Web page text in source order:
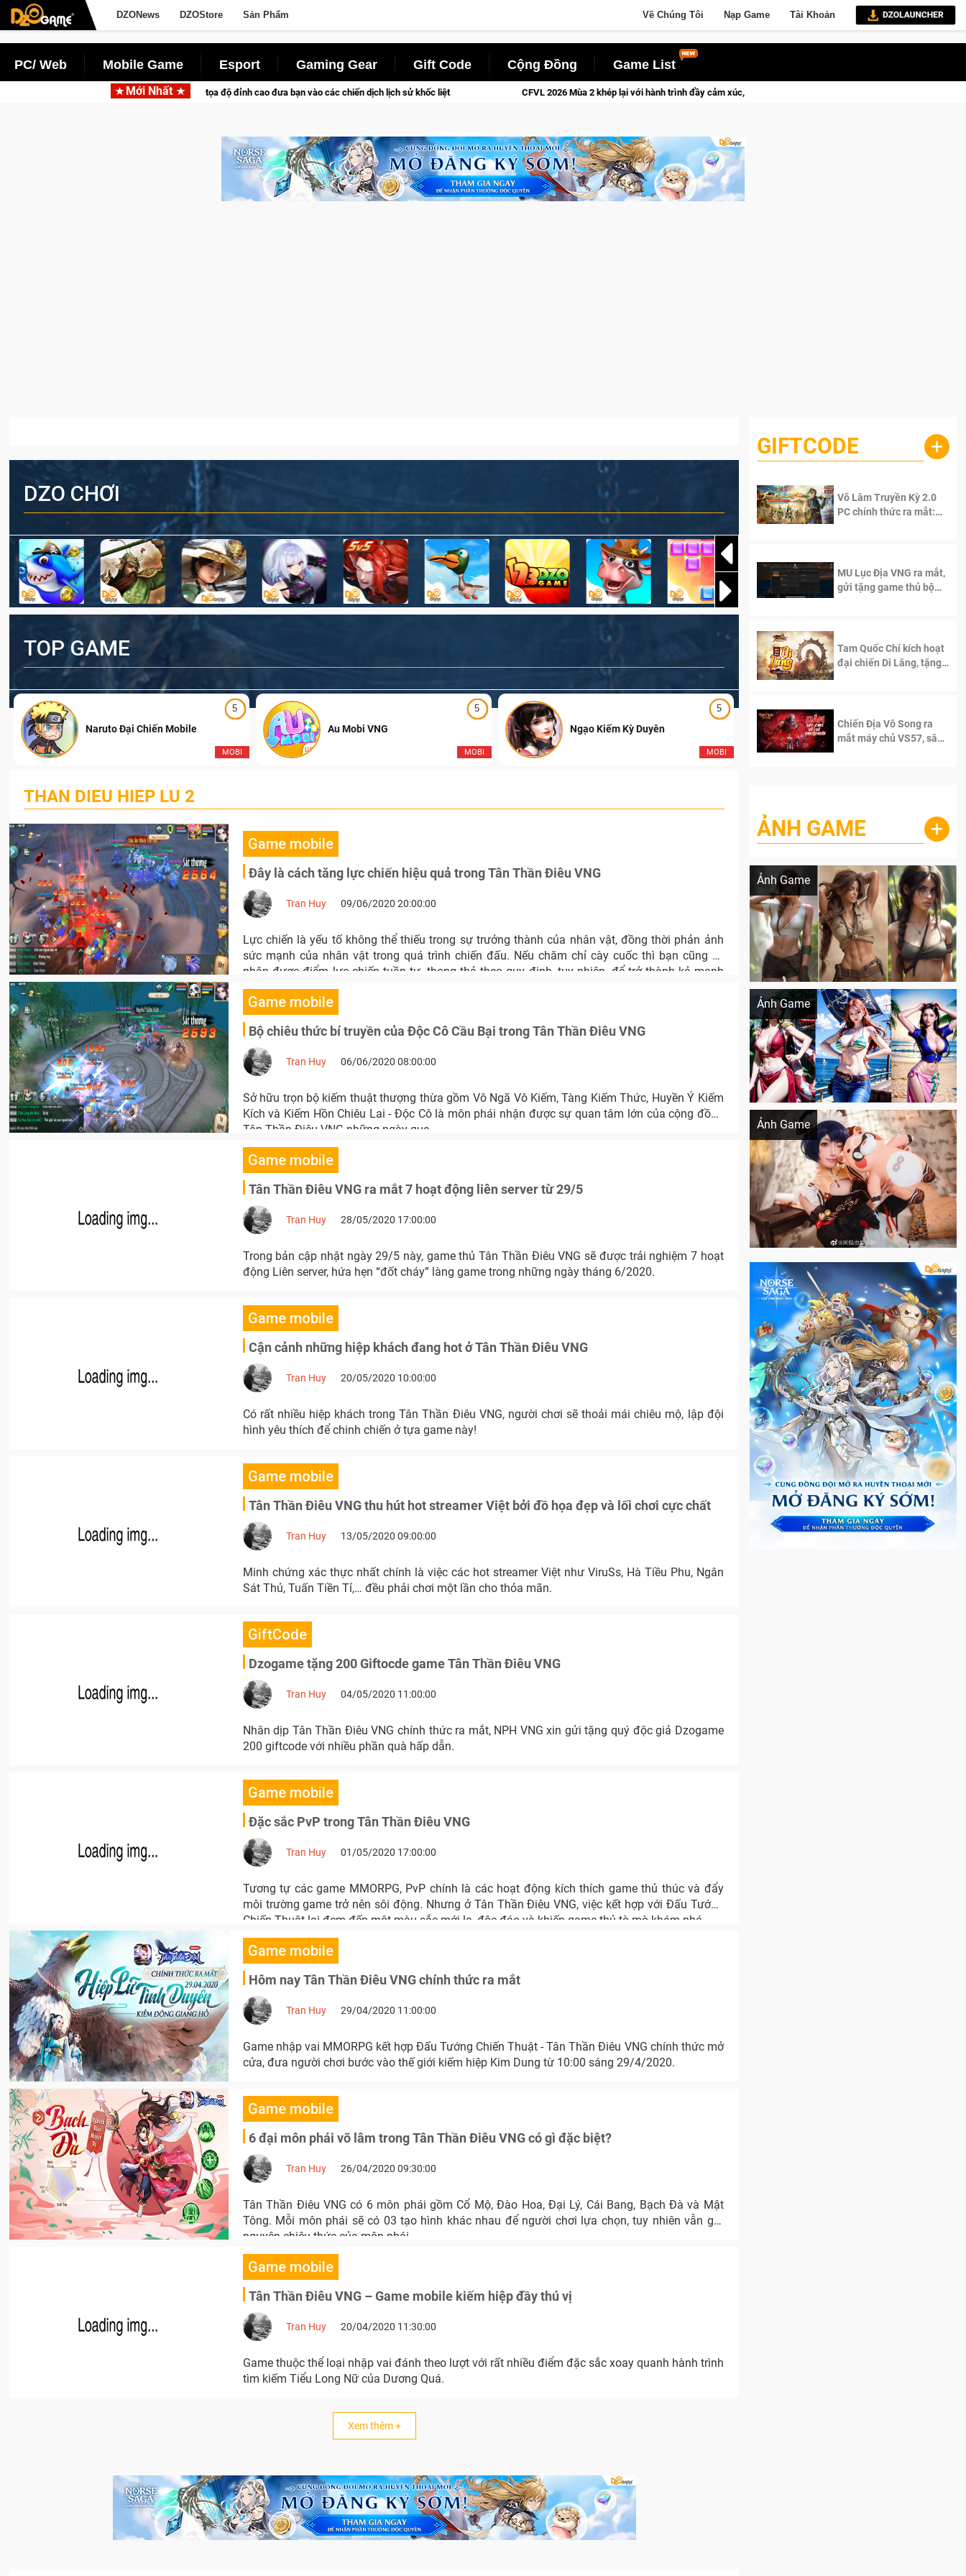
DZONews DZOStore Sản Phẩm Về Chúng Tôi Nạp Game Tài Khoản
PC/ Web Mobile Game Esport Gaming Gear Gift Code Cộng Đồng Game List
Mới Nhất
Game bắn súng PvP tọa độ đỉnh cao đưa bạn vào các chiến dịch lịch sử khốc liệt CFVL 2026 Mùa 2 khép lại với hành trình đầy cảm xúc, Team Falcons lên ngôi vô địch
DZO CHƠI
TOP GAME
5
MOBI
Naruto Đại Chiến Mobile
5
MOBI
Au Mobi VNG
5
MOBI
Ngạo Kiếm Kỳ Duyên Ngạo Thiên Mobile
THAN DIEU HIEP LU 2
Game mobile
Đây là cách tăng lực chiến hiệu quả trong Tân Thần Điêu VNG
Tran Huy 09/06/2020 20:00:00
Lực chiến là yếu tố không thể thiếu trong sự trưởng thành của nhân vật, đồng thời phản ảnh
sức mạnh của nhân vật trong quá trình chiến đấu. Nếu chăm chỉ cày cuốc thì bạn cũng sẽ
nhận được điểm lực chiến tuần tự, thong thả theo quy định, tuy nhiên, để trở thành kẻ mạnh
nhất trong tất cả kẻ mạnh thì cần có những bí kíp săn điểm lực chiến nhanh & hiệu quả nhất!
Game mobile
Bộ chiêu thức bí truyền của Độc Cô Cầu Bại trong Tân Thần Điêu VNG
Tran Huy 06/06/2020 08:00:00
Sở hữu trọn bộ kiếm thuật thượng thừa gồm Vô Ngã Vô Kiếm, Tàng Kiếm Thức, Huyền Ý Kiếm
Kích và Kiếm Hồn Chiêu Lai - Độc Cô là môn phái nhận được sự quan tâm lớn của cộng đồng
Tân Thần Điêu VNG những ngày qua.
Game mobile
Tân Thần Điêu VNG ra mắt 7 hoạt động liên server từ 29/5
Tran Huy 28/05/2020 17:00:00
Trong bản cập nhật ngày 29/5 này, game thủ Tân Thần Điêu VNG sẽ được trải nghiệm 7 hoạt
động Liên server, hứa hẹn “đốt cháy” làng game trong những ngày tháng 6/2020.
Game mobile
Cận cảnh những hiệp khách đang hot ở Tân Thần Điêu VNG
Tran Huy 20/05/2020 10:00:00
Có rất nhiều hiệp khách trong Tân Thần Điêu VNG, người chơi sẽ thoải mái chiêu mộ, lập đội
hình yêu thích để chinh chiến ở tựa game này!
Game mobile
Tân Thần Điêu VNG thu hút hot streamer Việt bởi đồ họa đẹp và lối chơi cực chất
Tran Huy 13/05/2020 09:00:00
Minh chứng xác thực nhất chính là việc các hot streamer Việt như ViruSs, Hà Tiều Phu, Ngân
Sát Thủ, Tuấn Tiền Tỉ,… đều phải chơi một lần cho thỏa mãn.
GiftCode
Dzogame tặng 200 Giftocde game Tân Thần Điêu VNG
Tran Huy 04/05/2020 11:00:00
Nhân dịp Tân Thần Điêu VNG chính thức ra mắt, NPH VNG xin gửi tặng quý độc giả Dzogame
200 giftcode với nhiều phần quà hấp dẫn.
Game mobile
Đặc sắc PvP trong Tân Thần Điêu VNG
Tran Huy 01/05/2020 17:00:00
Tương tự các game MMORPG, PvP chính là các hoạt động kích thích game thủ thúc và đẩy
môi trường game trở nên sôi động. Nhưng ở Tân Thần Điêu VNG, việc kết hợp với Đấu Tướng
Chiến Thuật lại đem đến một màu sắc mới lạ, độc đáo và khiến game thủ tò mò khám phá.
Game mobile
Hôm nay Tân Thần Điêu VNG chính thức ra mắt
Tran Huy 29/04/2020 11:00:00
Game nhập vai MMORPG kết hợp Đấu Tướng Chiến Thuật - Tân Thần Điêu VNG chính thức mở
cửa, đưa người chơi bước vào thế giới kiếm hiệp Kim Dung từ 10:00 sáng 29/4/2020.
Game mobile
6 đại môn phái võ lâm trong Tân Thần Điêu VNG có gì đặc biệt?
Tran Huy 26/04/2020 09:30:00
Tân Thần Điêu VNG có 6 môn phái gồm Cổ Mộ, Đào Hoa, Đại Lý, Cái Bang, Bạch Đà và Mật
Tông. Mỗi môn phái sẽ có 03 tạo hình khác nhau để người chơi lựa chọn, tuy nhiên vẫn giữ
nguyên chiêu thức của môn phái.
Game mobile
Tân Thần Điêu VNG – Game mobile kiếm hiệp đầy thú vị
Tran Huy 20/04/2020 11:30:00
Game thuộc thể loại nhập vai đánh theo lượt với rất nhiều điểm đặc sắc xoay quanh hành trình
tìm kiếm Tiểu Long Nữ của Dương Quá.
Xem thêm +
GIFTCODE +
Võ Lâm Truyền Kỳ 2.0
PC chính thức ra mắt:
MU Lục Địa VNG ra mắt,
gửi tặng game thủ bộ
Tam Quốc Chí kích hoạt
đại chiến Di Lăng, tặng
Chiến Địa Vô Song ra
mắt máy chủ VS57, sân
ẢNH GAME +
Ảnh Game
Lala Croft vừa nóng vừa xinh dưới nét vẽ
Ảnh Game
Khi AI Cosplay gái đẹp One Piece
Ảnh Game
Cosplay Xiangling siêu cute